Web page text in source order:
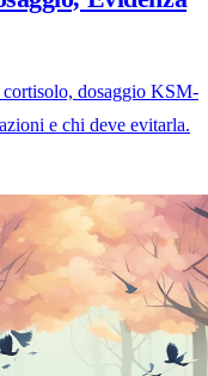
cortisolo, dosaggio KSM-
e chi deve evitarla.